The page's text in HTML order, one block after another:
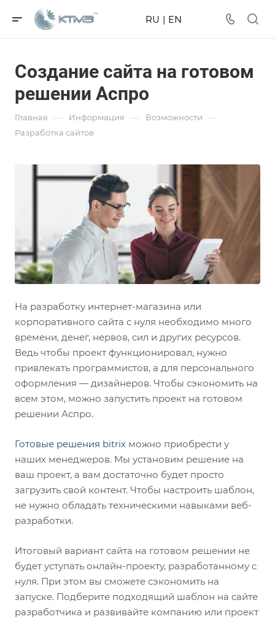
RU | EN
Создание сайта на готовом
решении Аспро
Главная — Информация — Возможности —
Разработка сайтов
На разработку интернет-магазина или
корпоративного сайта с нуля необходимо много
времени, денег, нервов, сил и других ресурсов.
Ведь чтобы проект функционировал, нужно
привлекать программистов, а для персонального
оформления — дизайнеров. Чтобы сэкономить на
всем этом, можно запустить проект на готовом
решении Аспро.
Готовые решения bitrix можно приобрести у
наших менеджеров. Мы установим решение на
ваш проект, а вам достаточно будет просто
загрузить свой контент. Чтобы настроить шаблон,
не нужно обладать техническими навыками веб-
разработки.
Итоговый вариант сайта на готовом решении не
будет уступать онлайн-проекту, разработанному с
нуля. При этом вы сможете сэкономить на
запуске. Подберите подходящий шаблон на сайте
разработчика и развивайте компанию или проект